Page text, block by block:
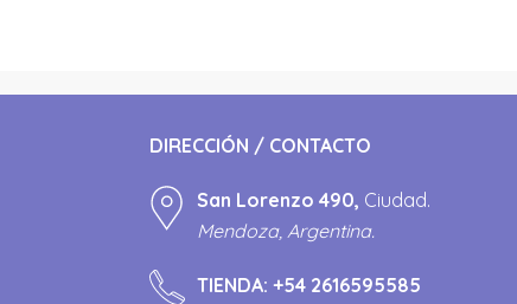
DIRECCIÓN / CONTACTO
San Lorenzo 490, Ciudad.
Mendoza, Argentina.
TIENDA: +54 2616595585